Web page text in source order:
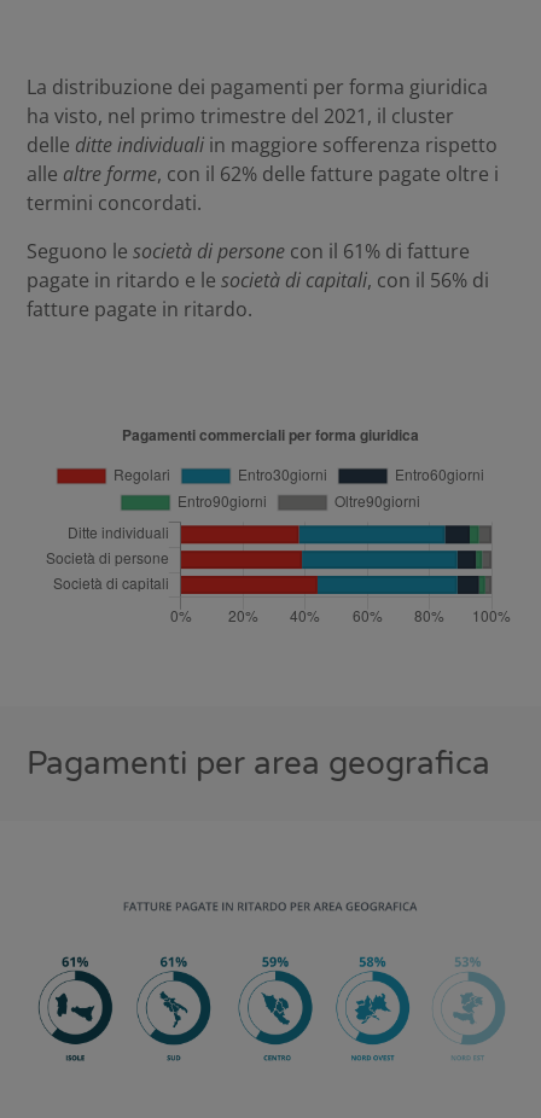
La distribuzione dei pagamenti per forma giuridica
ha visto, nel primo trimestre del 2021, il cluster
delle ditte individuali in maggiore sofferenza rispetto
alle altre forme, con il 62% delle fatture pagate oltre i
termini concordati.
Seguono lesocietà di persone con il 61% di fatture
pagate in ritardo e lesocietà di capitali, con il 56% di
fatture pagate in ritardo.
Pagamenti per area geografica